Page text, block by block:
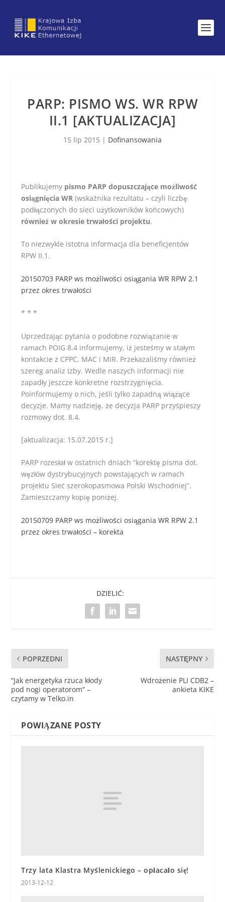
PARP: PISMO WS. WR RPW
II.1 [AKTUALIZACJA]
15 lip 2015 | Dofinansowania
Publikujemy pismo PARP dopuszczające możliwość
osiągnięcia WR (wskaźnika rezultatu – czyli liczbę
podłączonych do sieci użytkowników końcowych)
również w okresie trwałości projektu.
To niezwykle istotna informacja dla beneficjentów
RPW II.1.
20150703 PARP ws możliwości osiągania WR RPW 2.1
przez okres trwałości
* * *
Uprzedzając pytania o podobne rozwiązanie w
ramach POIG 8.4 informujemy, iż jesteśmy w stałym
kontakcie z CPPC, MAC i MIR. Przekazaliśmy również
szereg analiz Izby. Wedle naszych informacji nie
zapadły jeszcze konkretne rozstrzygnięcia.
Poinformujemy o nich, jeśli tylko zapadną wiążące
decyzje. Mamy nadzieję, że decyzja PARP przyśpieszy
rozmowy dot. 8.4.
[aktualizacja: 15.07.2015 r.]
PARP rozesłał w ostatnich dniach “korektę pisma dot.
węzłów dystrybucyjnych powstających w ramach
projektu Sieć szerokopasmowa Polski Wschodniej”.
Zamieszczamy kopię poniżej.
20150709 PARP ws możliwości osiągania WR RPW 2.1
przez okres trwałości – korekta
DZIELIĆ:
POPRZEDNI
“Jak energetyka rzuca kłody
pod nogi operatorom” –
czytamy w Telko.in
NASTĘPNY
Wdrożenie PLI CDB2 –
ankieta KIKE
POWIĄZANE POSTY
Trzy lata Klastra Myślenickiego – opłacało się!
2013-12-12